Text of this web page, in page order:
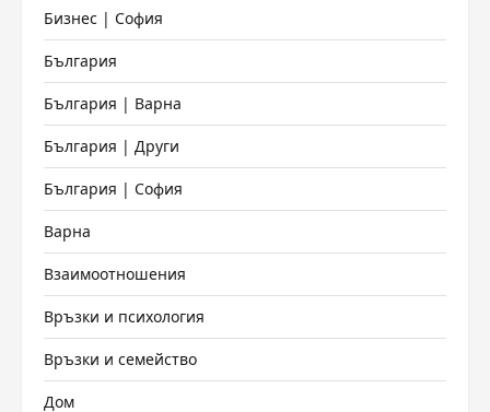
Бизнес | София
България
България | Варна
България | Други
България | София
Варна
Взаимоотношения
Връзки и психология
Връзки и семейство
Дом